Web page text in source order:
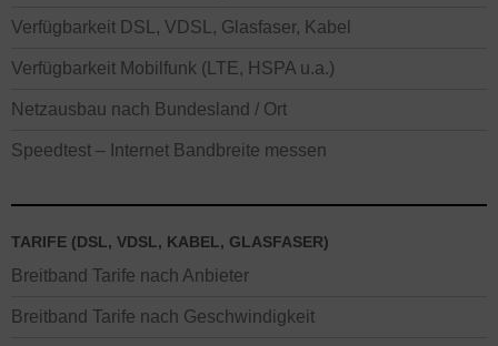
Verfügbarkeit DSL, VDSL, Glasfaser, Kabel
Verfügbarkeit Mobilfunk (LTE, HSPA u.a.)
Netzausbau nach Bundesland / Ort
Speedtest – Internet Bandbreite messen
TARIFE (DSL, VDSL, KABEL, GLASFASER)
Breitband Tarife nach Anbieter
Breitband Tarife nach Geschwindigkeit